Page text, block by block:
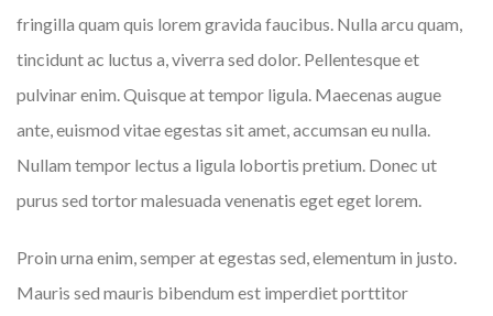
fringilla quam quis lorem gravida faucibus. Nulla arcu quam,
tincidunt ac luctus a, viverra sed dolor. Pellentesque et
pulvinar enim. Quisque at tempor ligula. Maecenas augue
ante, euismod vitae egestas sit amet, accumsan eu nulla.
Nullam tempor lectus a ligula lobortis pretium. Donec ut
purus sed tortor malesuada venenatis eget eget lorem.
Proin urna enim, semper at egestas sed, elementum in justo.
Mauris sed mauris bibendum est imperdiet porttitor